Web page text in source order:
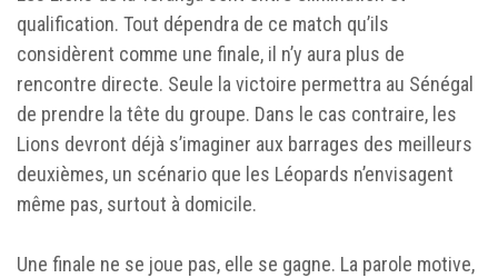
qualification. Tout dépendra de ce match qu’ils
considèrent comme une finale, il n’y aura plus de
rencontre directe. Seule la victoire permettra au Sénégal
de prendre la tête du groupe. Dans le cas contraire, les
Lions devront déjà s’imaginer aux barrages des meilleurs
deuxièmes, un scénario que les Léopards n’envisagent
même pas, surtout à domicile.
‎Une finale ne se joue pas, elle se gagne. La parole motive,